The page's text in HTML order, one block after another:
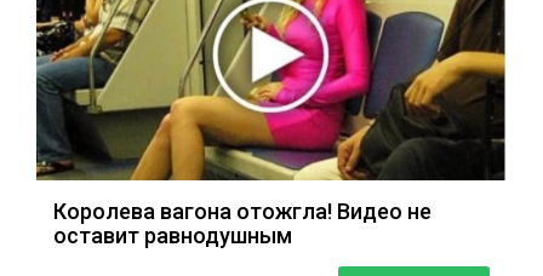
Королева вагона отожгла! Видео не
оставит равнодушным